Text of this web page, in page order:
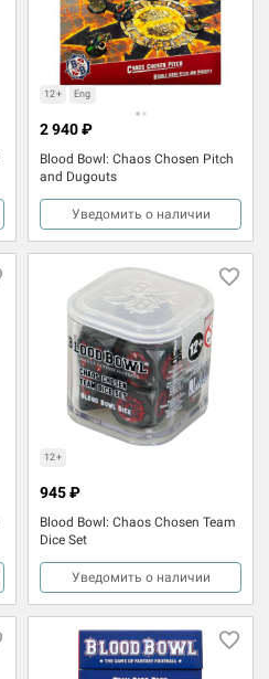
12+ Eng
Blood Bowl: Chaos Chosen Pitch
and Dugouts
2 940 ₽
Уведомить о наличии
12+
Blood Bowl: Chaos Chosen Team
Dice Set
945 ₽
Уведомить о наличии